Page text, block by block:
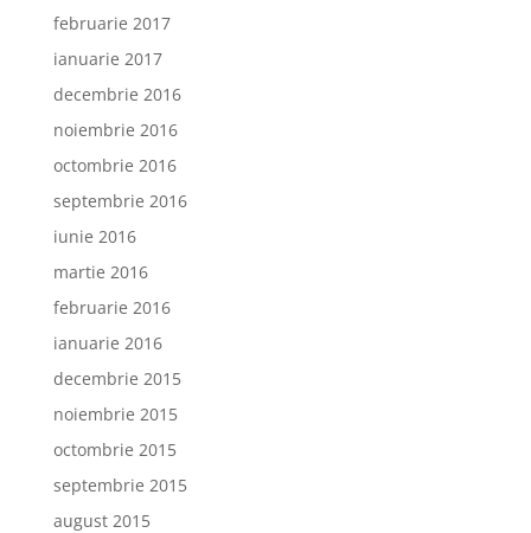
februarie 2017
ianuarie 2017
decembrie 2016
noiembrie 2016
octombrie 2016
septembrie 2016
iunie 2016
martie 2016
februarie 2016
ianuarie 2016
decembrie 2015
noiembrie 2015
octombrie 2015
septembrie 2015
august 2015